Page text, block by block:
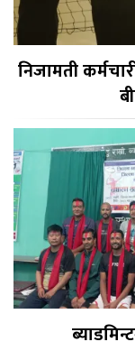
निजामती